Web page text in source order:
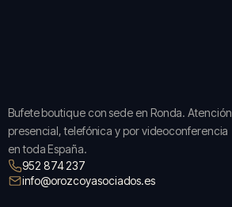
Bufete boutique con sede en Ronda. Atención
presencial, telefónica y por videoconferencia
en toda España.
952 874 237
info@orozcoyasociados.es